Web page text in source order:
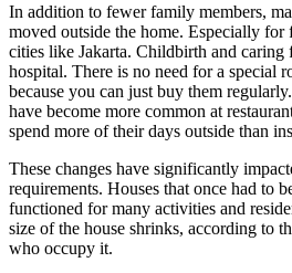
In addition to fewer family members,
moved outside the home. Especially
cities like Jakarta. Childbirth and caring
hospital. There is no need for a special
because you can just buy them
have become more common at
spend more of their days outside than
These changes have significantly
requirements. Houses that once had to
functioned for many activities and
size of the house shrinks, according to
who occupy it.